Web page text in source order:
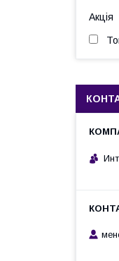
Акція